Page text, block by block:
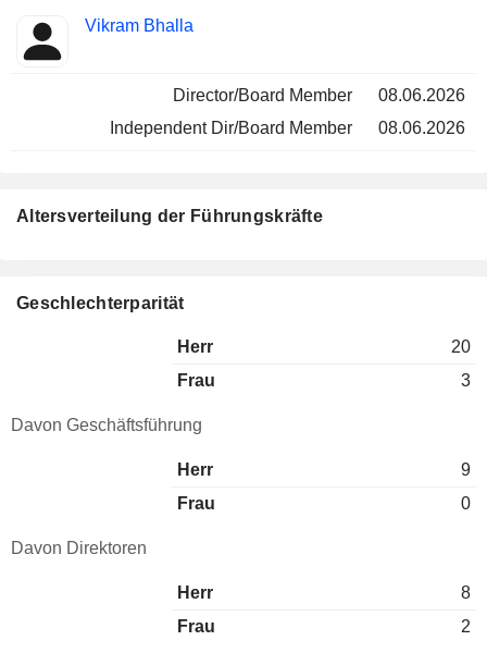
Vikram Bhalla
Director/Board Member
08.06.2026
Independent Dir/Board Member
08.06.2026
Altersverteilung der Führungskräfte
Geschlechterparität
Herr
20
Frau
3
Davon Geschäftsführung
Herr
9
Frau
0
Davon Direktoren
Herr
8
Frau
2